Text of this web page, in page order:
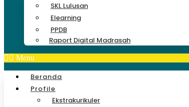
SKL Lulusan
Elearning
PPDB
Raport Digital Madrasah
Menu
Beranda
Profile
Ekstrakurikuler